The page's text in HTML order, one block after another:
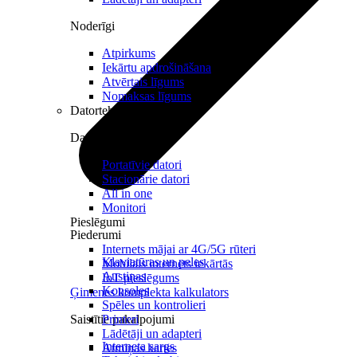
Pieslēgumi
Internets mājai ar 4G/5G rūteri
Mobilais internets iekārtās
IoT pieslēgums
Ģimenes komplekta kalkulators
Saistītie pakalpojumi
Interneta sargs
Noderīgi
Atpirkums
Iekārtu apdrošināšana
Atvērtais līgums
Nomaksas līgums
Datortehnika
Datori un Monitori
Portatīvie datori
Stacionārie datori
All in one
Monitori
Piederumi
Klaviatūras un peles
Austiņas
Konsoles
Spēles un kontrolieri
Printeri
Lādētāji un adapteri
Atmiņas kartes